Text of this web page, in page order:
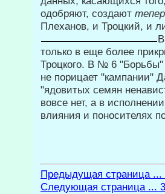
одобряют, создают
Плеханов, и Троц­кий, и
только в еще более
Троцкого. В № 6
не порицает "кампании"
"ядовитых семян
вовсе нет, а в
влияния и поносителях
Предыдущая страница ...
Следующая страница ...